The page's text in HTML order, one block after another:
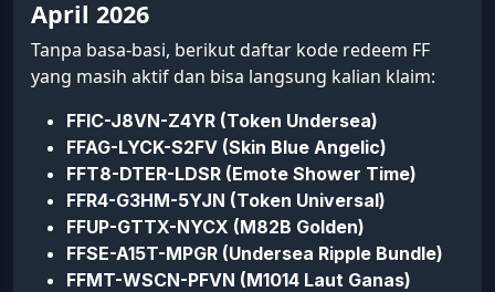
April 2026
Tanpa basa-basi, berikut daftar kode redeem FF
yang masih aktif dan bisa langsung kalian klaim:
FFIC-J8VN-Z4YR (Token Undersea)
FFAG-LYCK-S2FV (Skin Blue Angelic)
FFT8-DTER-LDSR (Emote Shower Time)
FFR4-G3HM-5YJN (Token Universal)
FFUP-GTTX-NYCX (M82B Golden)
FFSE-A15T-MPGR (Undersea Ripple Bundle)
FFMT-WSCN-PFVN (M1014 Laut Ganas)